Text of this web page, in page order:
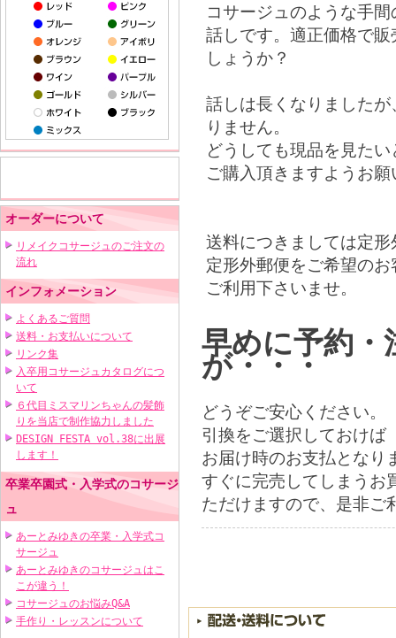
オーダーについて
リメイクコサージュのご注文の
流れ
インフォメーション
よくあるご質問
送料・お支払いについて
リンク集
入卒用コサージュカタログにつ
いて
６代目ミスマリンちゃんの髪飾
りを当店で制作協力しました
DESIGN FESTA vol.38に出展
します！
卒業卒園式・入学式のコサージ
ュ
あーとみゆきの卒業・入学式コ
サージュ
あーとみゆきのコサージュはこ
こが違う！
コサージュのお悩みQ&A
手作り・レッスンについて
コサージュのような手
話しです。適正価格で
しょうか？
話しは長くなりました
りません。
どうしても現品を見た
ご購入頂きますようお
送料につきましては定
定形外郵便をご希望の
ご利用下さいませ。
早めに予約・
が・・・
どうぞご安心ください
引換をご選択しておけば
お届け時のお支払となり
すぐに完売してしまうお
ただけますので、是非ご